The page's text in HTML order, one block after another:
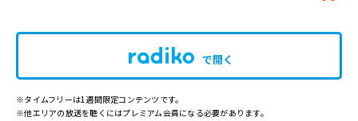
で開く
※タイムフリーは1週間限定コンテンツです。
※他エリアの放送を聴くにはプレミアム会員になる必要があります。